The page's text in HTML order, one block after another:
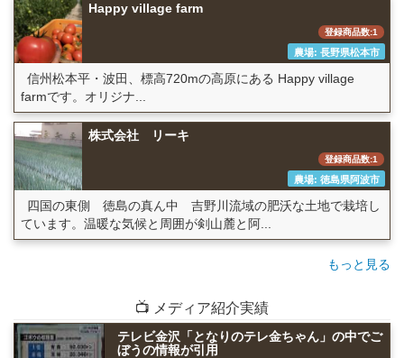
Happy village farm
登録商品数:1
農場: 長野県松本市
信州松本平・波田、標高720mの高原にある Happy village
farmです。オリジナ...
株式会社 リーキ
登録商品数:1
農場: 徳島県阿波市
四国の東側 徳島の真ん中 吉野川流域の肥沃な土地で栽培し
ています。温暖な気候と周囲が剣山麓と阿...
もっと見る
📺 メディア紹介実績
テレビ金沢「となりのテレ金ちゃん」の中でご
ぼうの情報が引用